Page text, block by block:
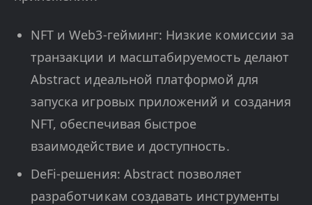
NFT и Web3-гейминг: Низкие комиссии за
транзакции и масштабируемость делают
Abstract идеальной платформой для
запуска игровых приложений и создания
NFT, обеспечивая быстрое
взаимодействие и доступность.
DeFi-решения: Abstract позволяет
разработчикам создавать инструменты